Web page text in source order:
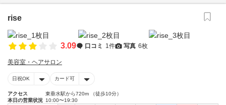
rise
3.09 口コミ 1件 写真 6枚
美容室・ヘアサロン
日祝OK カード可
アクセス
東垂水駅から720m （徒歩10分）
本日の営業状況 10:00〜19:30